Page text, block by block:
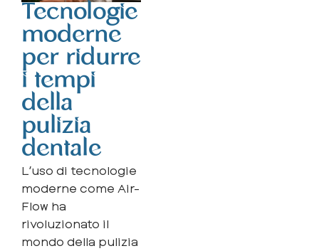
Tecnologie
moderne
per ridurre
i tempi
della
pulizia
dentale
L’uso di tecnologie
moderne come Air-
Flow ha
rivoluzionato il
mondo della pulizia